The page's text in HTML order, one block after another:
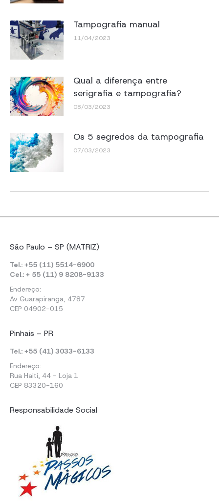
Tampografia manual
11/04/2023
Qual a diferença entre
serigrafia e tampografia?
08/03/2023
Os 5 segredos da tampografia
07/03/2023
São Paulo – SP (MATRIZ)
Tel.: +55 (11) 5514-6900
Cel.: + 55 (11) 9 8208-9133
Endereço:
Av Guarapiranga, 4787
CEP 04902-015
Pinhais – PR
Tel.: +55 (41) 3033-6133
Endereço:
Rua Haiti, 44 - Loja 1
CEP 83320-160
Responsabilidade Social